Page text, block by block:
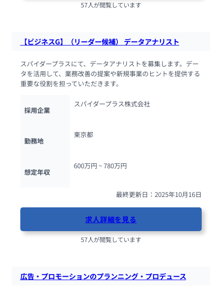
57人が閲覧しています
【ビジネスG】（リーダー候補） データアナリスト
スパイダープラスにて、データアナリストを募集します。デー
タを活用して、業務改善の提案や新規事業のヒントを提供する
重要な役割を担っていただきます。
採用企業
スパイダープラス株式会社
勤務地
東京都
想定年収
600万円 ~ 780万円
最終更新日：2025年10月16日
求人詳細を見る
57人が閲覧しています
広告・プロモーションのプランニング・プロデュース